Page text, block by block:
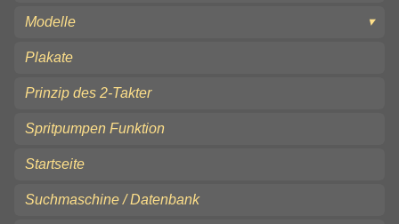
Modelle
Plakate
Prinzip des 2-Takter
Spritpumpen Funktion
Startseite
Suchmaschine / Datenbank